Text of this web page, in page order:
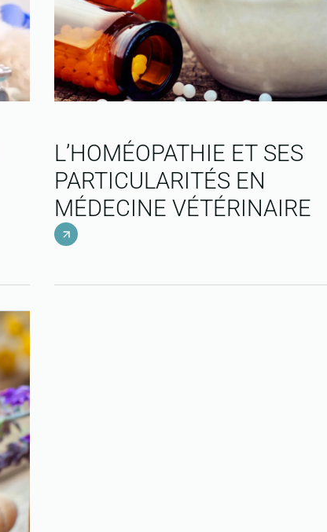
L’HOMÉOPATHIE ET SES
PARTICULARITÉS EN
MÉDECINE VÉTÉRINAIRE